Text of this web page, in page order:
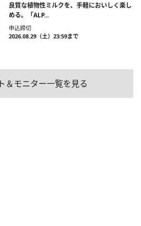
良質な植物性ミルクを、手軽においしく楽し
める。「ALP...
申込締切
2026.08.29（土）23:59まで
＆モニター一覧を見る